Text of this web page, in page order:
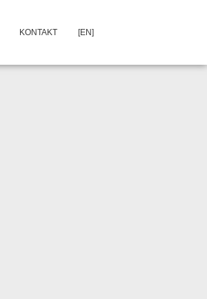
KONTAKT [EN]